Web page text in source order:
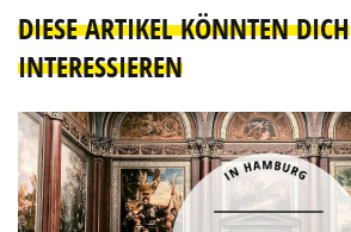
DIESE ARTIKEL KÖNNTEN DICH
INTERESSIEREN